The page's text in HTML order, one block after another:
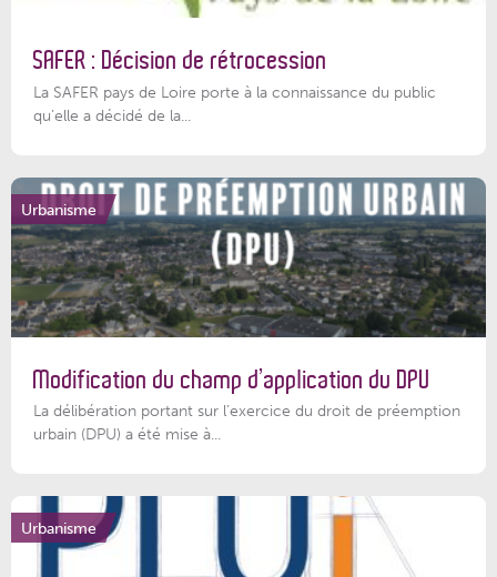
SAFER : Décision de rétrocession
La SAFER pays de Loire porte à la connaissance du public
qu’elle a décidé de la...
Urbanisme
Modification du champ d’application du DPU
La délibération portant sur l’exercice du droit de préemption
urbain (DPU) a été mise à...
Urbanisme